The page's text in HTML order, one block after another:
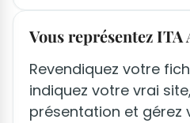
Vous représentez ITA
Revendiquez votre
indiquez votre vrai
présentation et gérez